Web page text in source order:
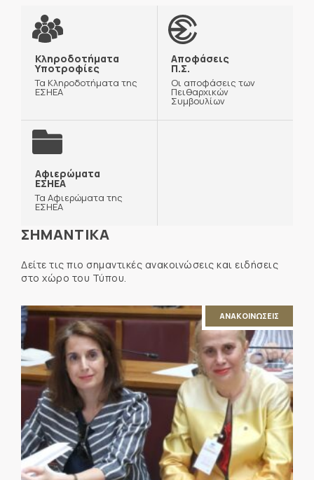
Κληροδοτήματα
Υποτροφίες
Τα Κληροδοτήματα της
ΕΣΗΕΑ
Αποφάσεις
Π.Σ.
Οι αποφάσεις των
Πειθαρχικών
Συμβουλίων
Αφιερώματα
ΕΣΗΕΑ
Τα Αφιερώματα της
ΕΣΗΕΑ
ΣΗΜΑΝΤΙΚΑ
Δείτε τις πιο σημαντικές ανακοινώσεις και ειδήσεις
στο χώρο του Τύπου.
ΑΝΑΚΟΙΝΩΣΕΙΣ